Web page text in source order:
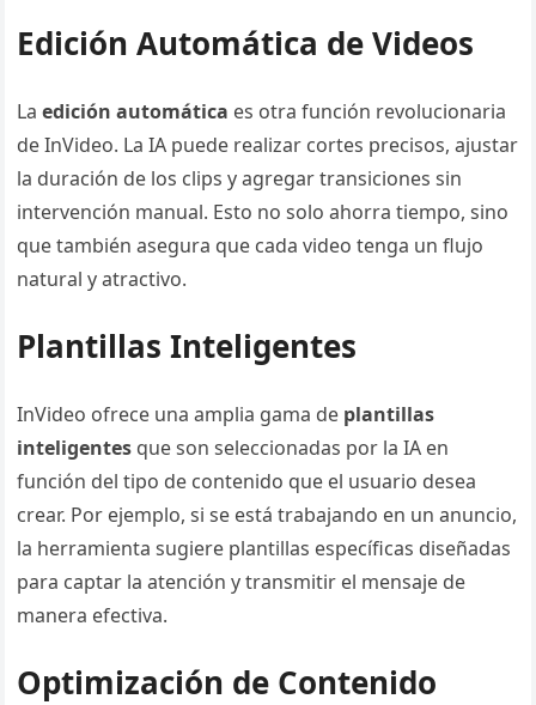
Edición Automática de Videos
Laedición automática es otra función revolucionaria
de InVideo. La IA puede realizar cortes precisos, ajustar
la duración de los clips y agregar transiciones sin
intervención manual. Esto no solo ahorra tiempo, sino
que también asegura que cada video tenga un flujo
natural y atractivo.
Plantillas Inteligentes
InVideo ofrece una amplia gama de plantillas
inteligentes que son seleccionadas por la IA en
función del tipo de contenido que el usuario desea
crear. Por ejemplo, si se está trabajando en un anuncio,
la herramienta sugiere plantillas específicas diseñadas
para captar la atención y transmitir el mensaje de
manera efectiva.
Optimización de Contenido